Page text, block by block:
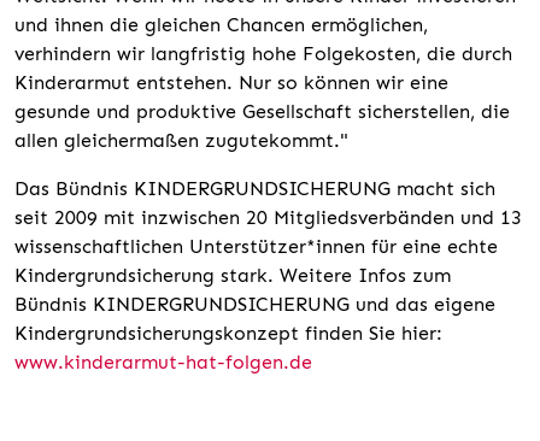
und ihnen die gleichen Chancen ermöglichen,
verhindern wir langfristig hohe Folgekosten, die durch
Kinderarmut entstehen. Nur so können wir eine
gesunde und produktive Gesellschaft sicherstellen, die
allen gleichermaßen zugutekommt."
Das Bündnis KINDERGRUNDSICHERUNG macht sich
seit 2009 mit inzwischen 20 Mitgliedsverbänden und 13
wissenschaftlichen Unterstützer*innen für eine echte
Kindergrundsicherung stark. Weitere Infos zum
Bündnis KINDERGRUNDSICHERUNG und das eigene
Kindergrundsicherungskonzept finden Sie hier:
www.kinderarmut-hat-folgen.de